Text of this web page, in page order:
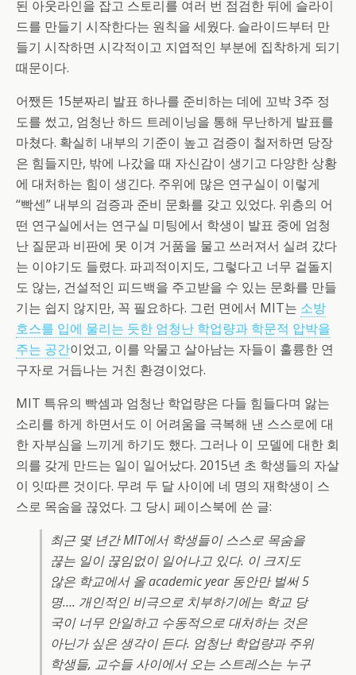
된 아웃라인을 잡고 스토리를 여러 번 점검한 뒤에 슬라이
드를 만들기 시작한다는 원칙을 세웠다. 슬라이드부터 만
들기 시작하면 시각적이고 지엽적인 부분에 집착하게 되기
때문이다.
어쨌든 15분짜리 발표 하나를 준비하는 데에 꼬박 3주 정
도를 썼고, 엄청난 하드 트레이닝을 통해 무난하게 발표를
마쳤다. 확실히 내부의 기준이 높고 검증이 철저하면 당장
은 힘들지만, 밖에 나갔을 때 자신감이 생기고 다양한 상황
에 대처하는 힘이 생긴다. 주위에 많은 연구실이 이렇게
“빡센” 내부의 검증과 준비 문화를 갖고 있었다. 위층의 어
떤 연구실에서는 연구실 미팅에서 학생이 발표 중에 엄청
난 질문과 비판에 못 이겨 거품을 물고 쓰러져서 실려 갔다
는 이야기도 들렸다. 파괴적이지도, 그렇다고 너무 겉돌지
도 않는, 건설적인 피드백을 주고받을 수 있는 문화를 만들
기는 쉽지 않지만, 꼭 필요하다. 그런 면에서 MIT는 소방
호스를 입에 물리는 듯한 엄청난 학업량과 학문적 압박을
주는 공간이었고, 이를 악물고 살아남는 자들이 훌륭한 연
구자로 거듭나는 거친 환경이었다.
MIT 특유의 빡셈과 엄청난 학업량은 다들 힘들다며 앓는
소리를 하게 하면서도 이 어려움을 극복해 낸 스스로에 대
한 자부심을 느끼게 하기도 했다. 그러나 이 모델에 대한 회
의를 갖게 만드는 일이 일어났다. 2015년 초 학생들의 자살
이 잇따른 것이다. 무려 두 달 사이에 네 명의 재학생이 스
스로 목숨을 끊었다. 그 당시 페이스북에 쓴 글:
최근 몇 년간 MIT에서 학생들이 스스로 목숨을
끊는 일이 끊임없이 일어나고 있다. 이 크지도
않은 학교에서 올 academic year 동안만 벌써 5
명…. 개인적인 비극으로 치부하기에는 학교 당
국이 너무 안일하고 수동적으로 대처하는 것은
아닌가 싶은 생각이 든다. 엄청난 학업량과 주위
학생들, 교수들 사이에서 오는 스트레스는 누구